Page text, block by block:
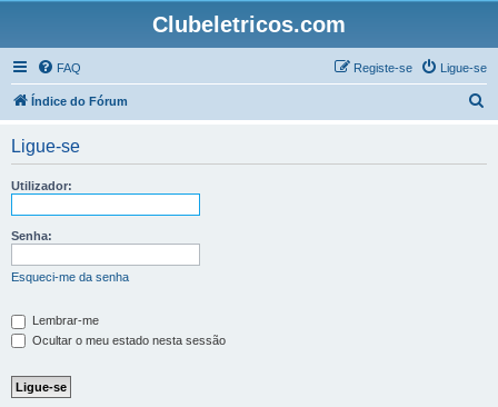
Clubeletricos.com
FAQ Ligue-se
Registe-se
Índice do Fórum
Ligue-se
Utilizador:
Senha:
Esqueci-me da senha
Lembrar-me
Ocultar o meu estado nesta sessão